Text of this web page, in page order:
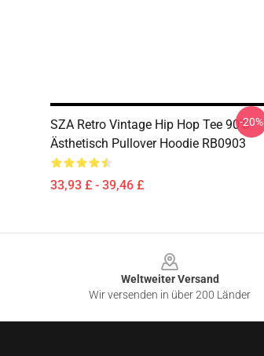
SZA Retro Vintage Hip Hop Tee 90's
Ästhetisch Pullover Hoodie RB0903
33,93 £ - 39,46 £
-20%
Weltweiter Versand
Wir versenden in über 200 Länder